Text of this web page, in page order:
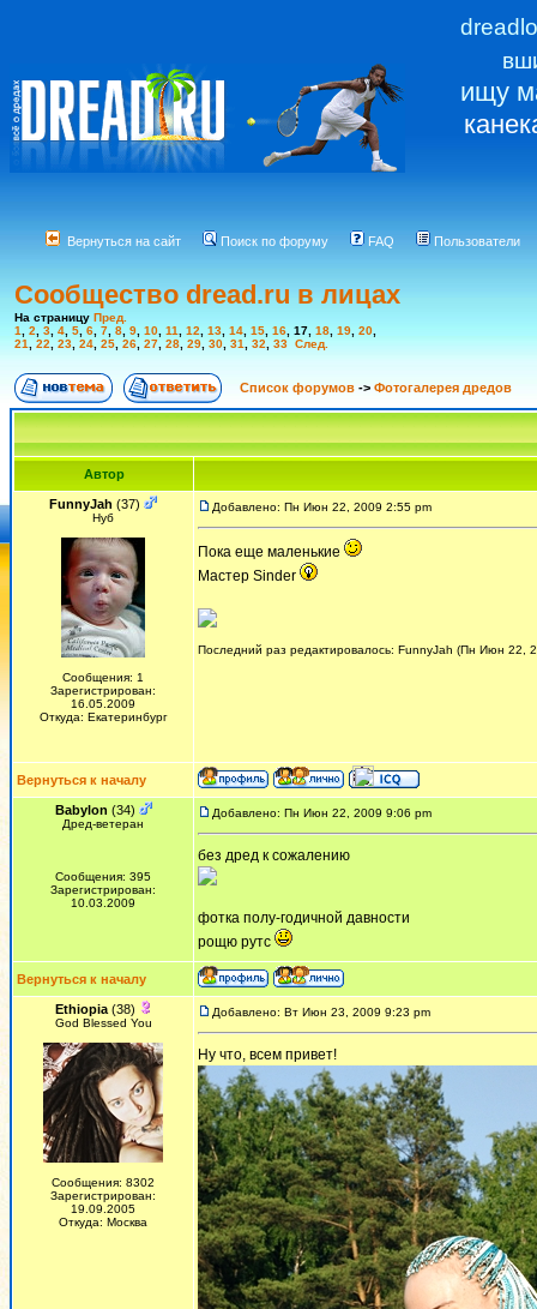
ищу
Вернуться на сайт Поиск по форуму FAQ Пользователи
Сообщество dread.ru в лицах
На страницу Пред.
1
2 3 4 5 6 7 8 9 10 11 12 13 14 15 16 17 18 19 20
21
22 23 24 25 26 27 28 29 30 31 32 33 След.
Список форумов -> Фотогалерея дредов
Автор
FunnyJah (37)
Нуб
Сообщения: 1
Зарегистрирован:
16.05.2009
Откуда: Екатеринбург
Добавлено: Пн Июн 22, 2009 2:55 pm
Пока еще маленькие
Мастер Sinder
Последний раз редактировалось: FunnyJah (Пн Июн 22,
Вернуться к началу
Babylon (34)
Дред-ветеран
Сообщения: 395
Зарегистрирован:
10.03.2009
Добавлено: Пн Июн 22, 2009 9:06 pm
без дред к сожалению
фотка полу-годичной давности
рощю рутс
Вернуться к началу
Ethiopia(38)
God Blessed You
Сообщения: 8302
Зарегистрирован:
19.09.2005
Откуда: Москва
Добавлено: Вт Июн 23, 2009 9:23 pm
Ну что, всем привет!